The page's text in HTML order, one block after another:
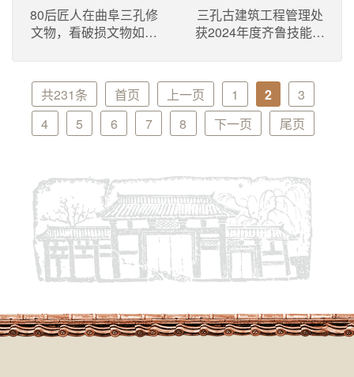
80后匠人在曲阜三孔修
文物，看破损文物如何
新局
三孔古建筑工程管理处
获2024年度齐鲁技能大
共231条 首页 上一页 1 2
3
4
5 6 7 8 下一页 尾页